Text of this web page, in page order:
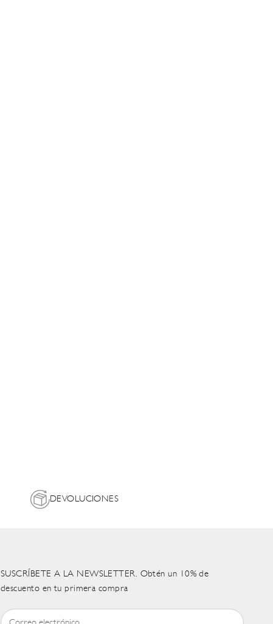
DEVOLUCIONES
SUSCRÍBETE A LA NEWSLETTER. Obtén un 10% de
descuento en tu primera compra